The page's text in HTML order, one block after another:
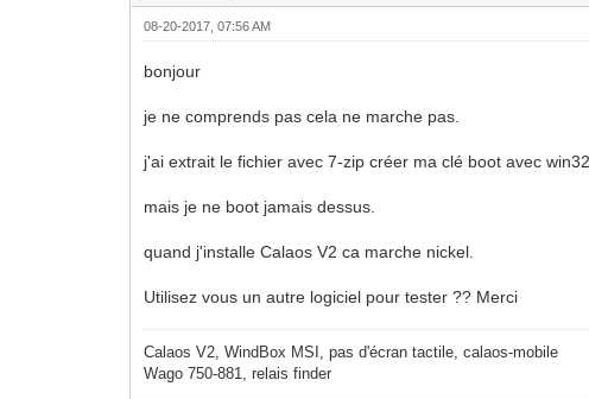
08-20-2017, 07:56 AM
bonjour
je ne comprends pas cela ne marche pas.
j'ai extrait le fichier avec 7-zip créer ma clé boot avec
mais je ne boot jamais dessus.
quand j'installe Calaos V2 ca marche nickel.
Utilisez vous un autre logiciel pour tester ?? Merci
Calaos V2, WindBox MSI, pas d'écran tactile, calaos-mobile
Wago 750-881, relais finder